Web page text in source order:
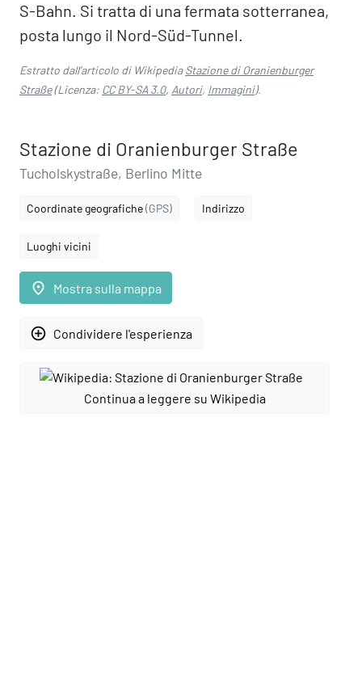
S-Bahn. Si tratta di una fermata sotterranea,
posta lungo il Nord-Süd-Tunnel.
Estratto dall'articolo di WikipediaStazione di Oranienburger
Straße(Licenza: CC BY-SA 3.0, Autori, Immagini).
Stazione di Oranienburger Straße
Tucholskystraße, Berlino Mitte
Coordinate geografiche(GPS) Indirizzo
Luoghi vicini
place Mostra sulla mappa
add_circle_outline Condividere l'esperienza
Continua a leggere su Wikipedia